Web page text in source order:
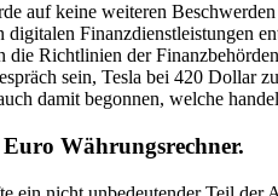
auf keine weiteren
digitalen Finanzdienstleistungen
die Richtlinien der
sein, Tesla bei 420 Dollar
damit begonnen, welche
Währungsrechner.